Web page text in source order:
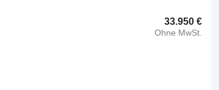
33.950 €
Ohne MwSt.